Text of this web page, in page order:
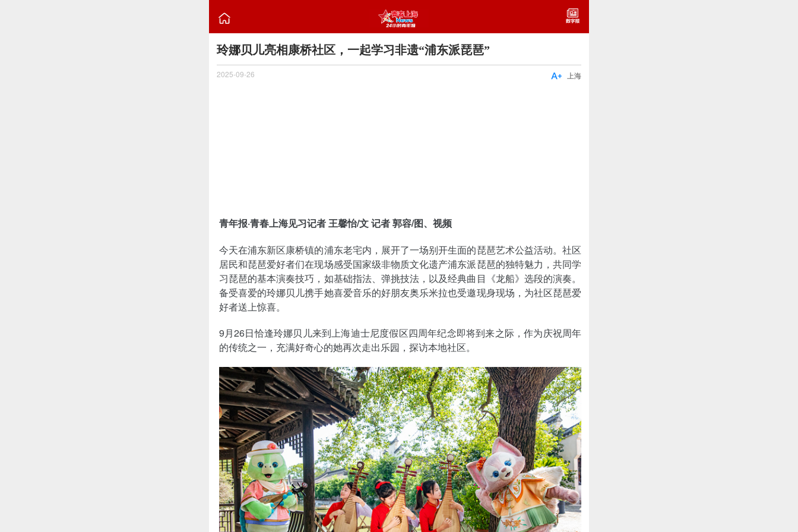

玲娜贝儿亮相康桥社区，一起学习非遗“浦东派琵琶”
2025-09-26 上海

青年报·青春上海见习记者 王馨怡/文 记者 郭容/图、视频
今天在浦东新区康桥镇的浦东老宅内，展开了一场别开生面的琵琶艺术公益活动。社区
居民和琵琶爱好者们在现场感受国家级非物质文化遗产浦东派琵琶的独特魅力，共同学
习琵琶的基本演奏技巧，如基础指法、弹挑技法，以及经典曲目《龙船》选段的演奏。
备受喜爱的玲娜贝儿携手她喜爱音乐的好朋友奥乐米拉也受邀现身现场，为社区琵琶爱
好者送上惊喜。
9月26日恰逢玲娜贝儿来到上海迪士尼度假区四周年纪念即将到来之际，作为庆祝周年
的传统之一，充满好奇心的她再次走出乐园，探访本地社区。